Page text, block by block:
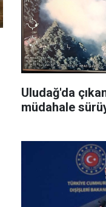
Uludağ'da
müdahale